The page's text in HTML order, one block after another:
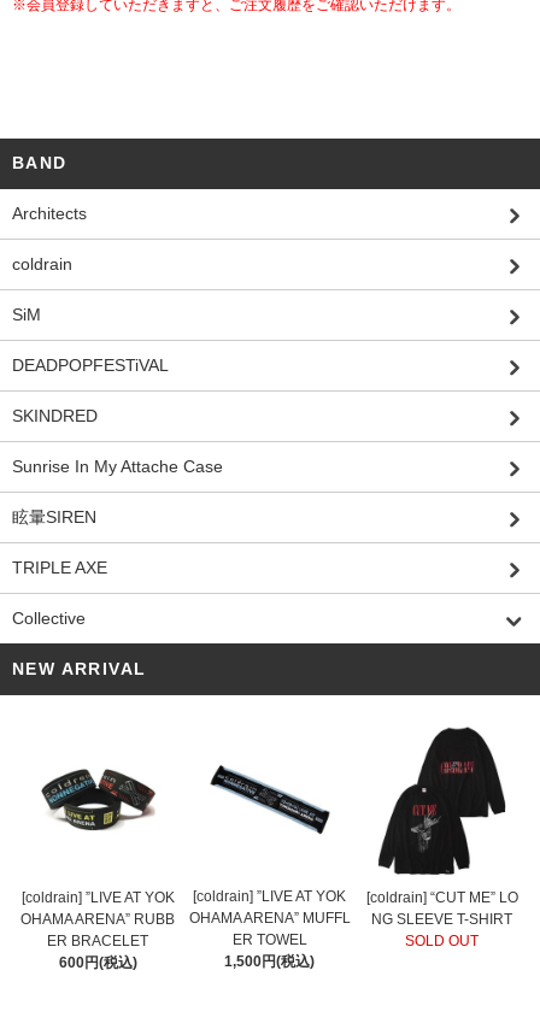
※会員登録していただきますと、ご注文履歴をご確認いただけます。
BAND
Architects
coldrain
SiM
DEADPOPFESTiVAL
SKINDRED
Sunrise In My Attache Case
眩暈SIREN
TRIPLE AXE
Collective
NEW ARRIVAL
[coldrain] ”LIVE AT YOK
OHAMA ARENA” RUBB
ER BRACELET
600円(税込)
[coldrain] ”LIVE AT YOK
OHAMA ARENA” MUFFL
ER TOWEL
1,500円(税込)
[coldrain] “CUT ME” LO
NG SLEEVE T-SHIRT
SOLD OUT